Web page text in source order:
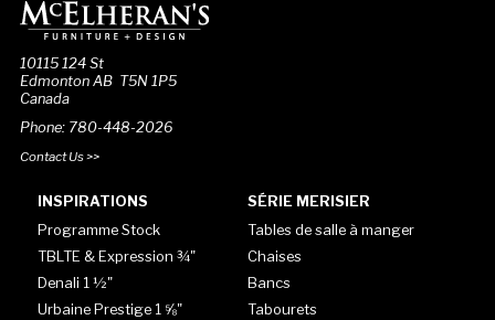
10115 124 St
Edmonton AB T5N 1P5
Canada
Phone: 780-448-2026
Contact Us >>
INSPIRATIONS
Programme Stock
TBLTE & Expression ¾"
Denali 1 ½"
Urbaine Prestige 1 ⅝"
SÉRIE MERISIER
Tables de salle à manger
Chaises
Bancs
Tabourets